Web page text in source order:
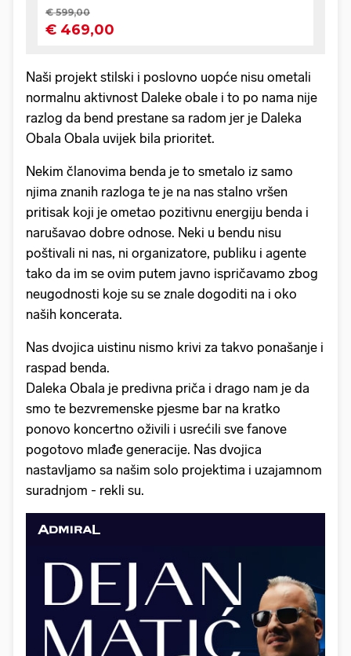
Naši projekt stilski i poslovno uopće nisu ometali
normalnu aktivnost Daleke obale i to po nama nije
razlog da bend prestane sa radom jer je Daleka
Obala Obala uvijek bila prioritet.
Nekim članovima benda je to smetalo iz samo
njima znanih razloga te je na nas stalno vršen
pritisak koji je ometao pozitivnu energiju benda i
narušavao dobre odnose. Neki u bendu nisu
poštivali ni nas, ni organizatore, publiku i agente
tako da im se ovim putem javno ispričavamo zbog
neugodnosti koje su se znale dogoditi na i oko
naših koncerata.
Nas dvojica uistinu nismo krivi za takvo ponašanje i
raspad benda.
Daleka Obala je predivna priča i drago nam je da
smo te bezvremenske pjesme bar na kratko
ponovo koncertno oživili i usrećili sve fanove
pogotovo mlađe generacije. Nas dvojica
nastavljamo sa našim solo projektima i uzajamnom
suradnjom - rekli su.